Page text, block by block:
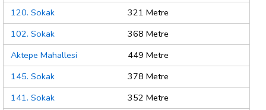
120. Sokak
321 Metre
102. Sokak
368 Metre
Aktepe Mahallesi
449 Metre
145. Sokak
378 Metre
141. Sokak
352 Metre